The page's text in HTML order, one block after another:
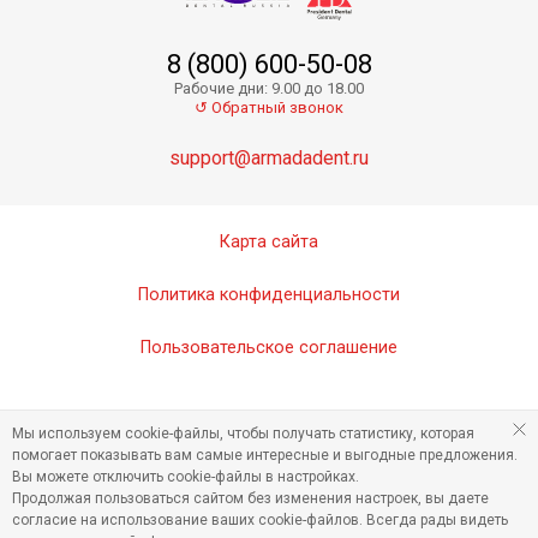
Gutta Percha Points GMM01-15
Скоро в продаже
Скоро в продаже
8 (800) 600-50-08
Рабочие дни: 9.00 до 18.00
↺ Обратный звонок
support@armadadent.ru
Карта сайта
Политика конфиденциальности
Пользовательское соглашение
Мы используем cookie-файлы, чтобы получать статистику, которая
помогает показывать вам самые интересные и выгодные предложения.
Вы можете отключить cookie-файлы в настройках.
Продолжая пользоваться сайтом без изменения настроек, вы даете
согласие на использование ваших cookie-файлов. Всегда рады видеть